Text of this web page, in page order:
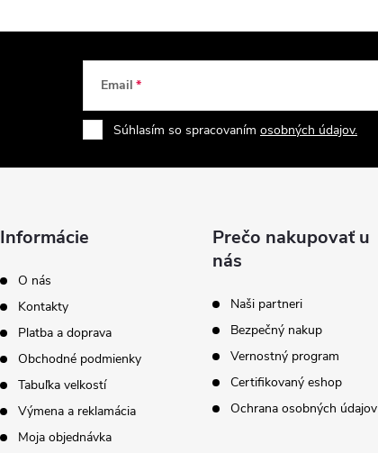
Email
Súhlasím so spracovaním osobných údajov.
Informácie
O nás
Kontakty
Platba a doprava
Obchodné podmienky
Tabuľka velkostí
Výmena a reklamácia
Moja objednávka
Prečo nakupovať u
nás
Naši partneri
Bezpečný nakup
Vernostný program
Certifikovaný eshop
Ochrana osobných údajov